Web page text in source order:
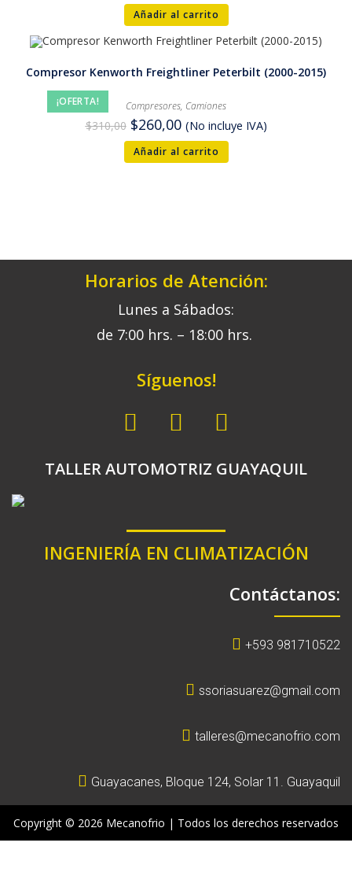
Añadir al carrito
¡OFERTA!
Compresor Kenworth Freightliner Peterbilt (2000-2015)
Compresores, Camiones
$310,00 $260,00 (No incluye IVA)
Añadir al carrito
Horarios de Atención:
Lunes a Sábados:
de 7:00 hrs. – 18:00 hrs.
Síguenos!
TALLER AUTOMOTRIZ GUAYAQUIL
INGENIERÍA EN CLIMATIZACIÓN
Contáctanos:
+593 981710522
ssoriasuarez@gmail.com
talleres@mecanofrio.com
Guayacanes, Bloque 124, Solar 11. Guayaquil
Copyright © 2026 Mecanofrio | Todos los derechos reservados